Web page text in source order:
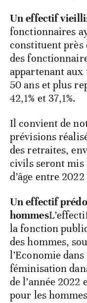
Un effectif
fonctionnaires
constituent près
des
appartenant aux
50 ans et plus
42,1% et 37,1%.
Il convient de
prévisions
des retraites,
civils seront
d’âge entre
Un effectif
hommes
la fonction
des hommes,
l’Economie
féminisation
de l’année 2022
pour les